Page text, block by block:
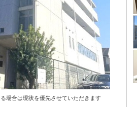
場合は現状を優先させていただきます